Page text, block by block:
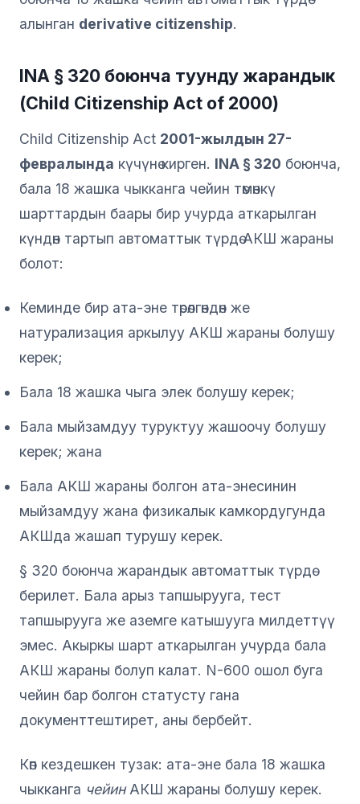
алынган derivative citizenship.
INA § 320 боюнча туунду жарандык
(Child Citizenship Act of 2000)
Child Citizenship Act 2001-жылдын 27-
февралында күчүнө кирген. INA § 320 боюнча,
бала 18 жашка чыкканга чейин төмөнкү
шарттардын баары бир учурда аткарылган
күндөн тартып автоматтык түрдө АКШ жараны
болот:
Кеминде бир ата-эне төрөлгөндөн же
натурализация аркылуу АКШ жараны болушу
керек;
Бала 18 жашка чыга элек болушу керек;
Бала мыйзамдуу туруктуу жашоочу болушу
керек; жана
Бала АКШ жараны болгон ата-энесинин
мыйзамдуу жана физикалык камкордугунда
АКШда жашап турушу керек.
§ 320 боюнча жарандык автоматтык түрдө
берилет. Бала арыз тапшырууга, тест
тапшырууга же аземге катышууга милдеттүү
эмес. Акыркы шарт аткарылган учурда бала
АКШ жараны болуп калат. N-600 ошол буга
чейин бар болгон статусту гана
документтештирет, аны бербейт.
Көп кездешкен тузак: ата-эне бала 18 жашка
чыкканга чейинАКШ жараны болушу керек.